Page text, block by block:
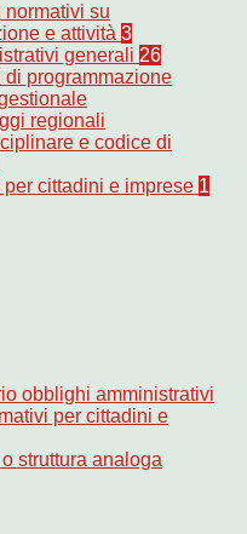
normativi su
e attività 3
generali 26
di programmazione
regionali
e codice di
cittadini e imprese 1
obblighi amministrativi
per cittadini e
struttura analoga